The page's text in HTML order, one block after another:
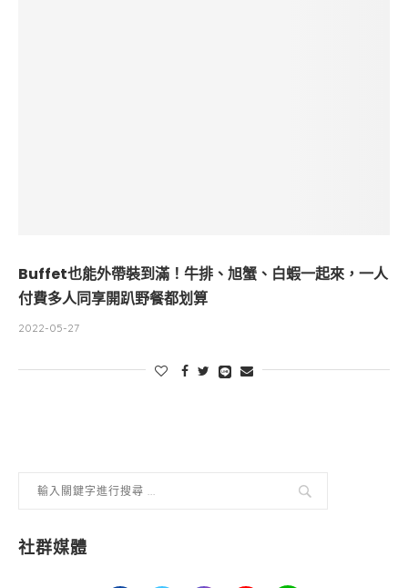
Buffet也能外帶裝到滿！牛排、旭蟹、白蝦一起來，一人
付費多人同享開趴野餐都划算
2022-05-27
社群媒體